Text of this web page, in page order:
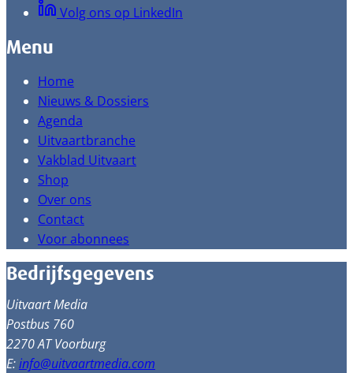
Volg ons op LinkedIn
Menu
Home
Nieuws & Dossiers
Agenda
Uitvaartbranche
Vakblad Uitvaart
Shop
Over ons
Contact
Voor abonnees
Bedrijfsgegevens
Uitvaart Media
Postbus 760
2270 AT Voorburg
E:info@uitvaartmedia.com